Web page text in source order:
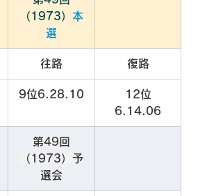
（1973） 本
選
往路 復路
9位6.28.10
12位
6.14.06
第49回
（1973）予
選会